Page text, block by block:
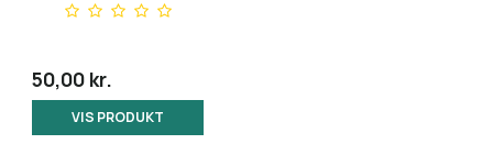
50,00 kr.
VIS PRODUKT